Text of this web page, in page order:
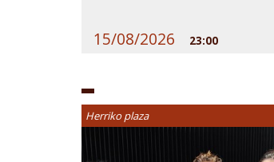
15/08/2026 23:00
Herriko plaza